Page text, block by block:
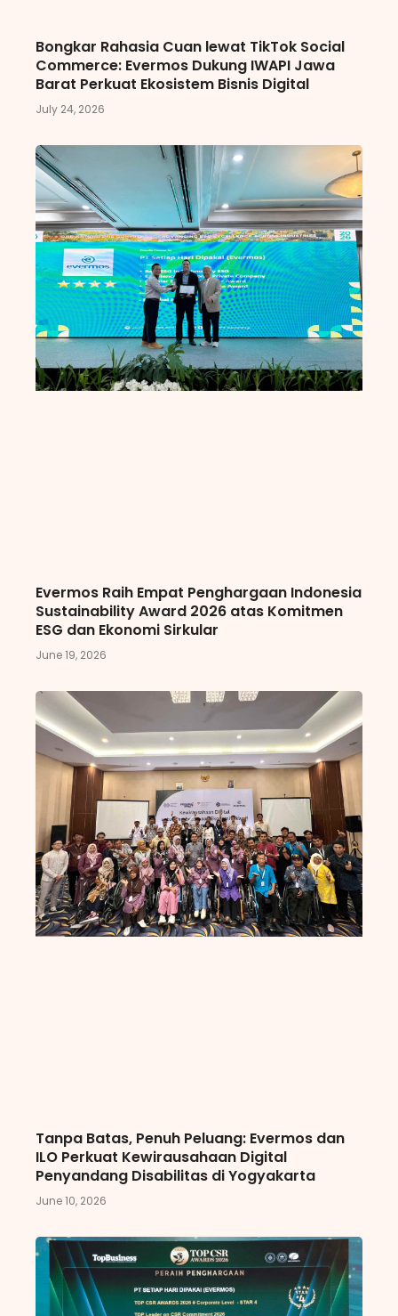
Bongkar Rahasia Cuan lewat TikTok Social
Commerce: Evermos Dukung IWAPI Jawa
Barat Perkuat Ekosistem Bisnis Digital
July 24, 2026
Evermos Raih Empat Penghargaan Indonesia
Sustainability Award 2026 atas Komitmen
ESG dan Ekonomi Sirkular
June 19, 2026
Tanpa Batas, Penuh Peluang: Evermos dan
ILO Perkuat Kewirausahaan Digital
Penyandang Disabilitas di Yogyakarta
June 10, 2026